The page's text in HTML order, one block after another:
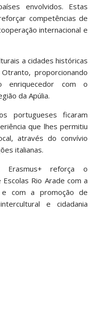
envolvidos. Estas
competências de
internacional e
a cidades históricas
proporcionando
enriquecedor com o
da Apúlia.
portugueses ficaram
que lhes permitiu
através do convívio
italianas.
Erasmus+ reforça o
Rio Arade com a
e com a promoção de
e cidadania